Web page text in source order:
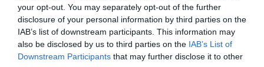
your opt-out. You may separately opt-out of the further
disclosure of your personal information by third parties on the
IAB’s list of downstream participants. This information may
also be disclosed by us to third parties on the IAB’s List of
Downstream Participants that may further disclose it to other